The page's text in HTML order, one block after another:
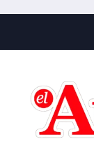
contenido